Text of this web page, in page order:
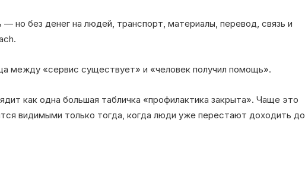
но без денег на людей, транспорт, материалы, перевод, связь и
между «сервис существует» и «человек получил помощь».
как одна большая табличка «профилактика закрыта». Чаще это
видимыми только тогда, когда люди уже перестают доходить до